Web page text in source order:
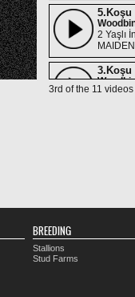
5.Koşu
2 Yaşlı
3.Koşu
2 Yaşlı
3rd of the 11
BREEDING
Stallions
Stud Farms